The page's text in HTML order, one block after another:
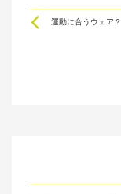
Prev
運動に合うウェア？